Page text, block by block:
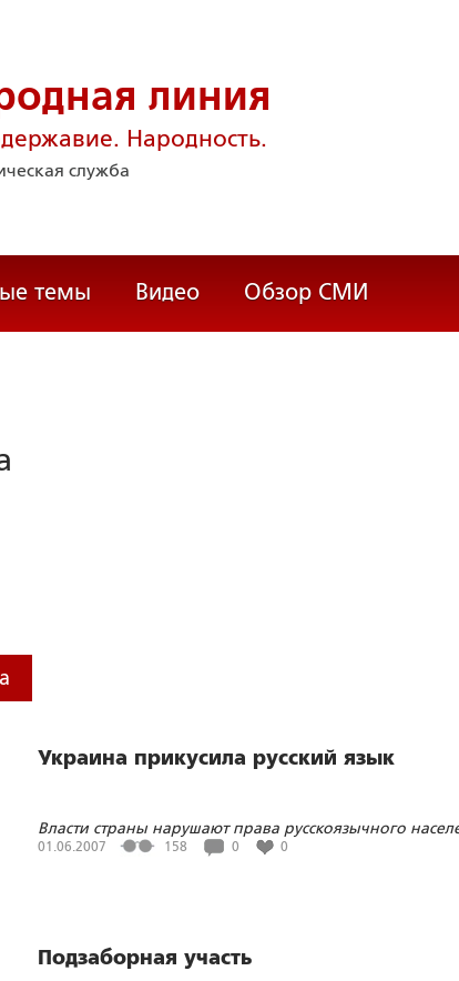
линия
Народность.
служба
темы Видео Обзор СМИ
Украина прикусила русский язык
Власти страны нарушают права русскоязычного
01.06.2007 158 0 0
Подзаборная участь